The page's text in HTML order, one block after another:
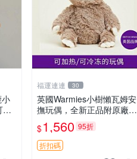
聆
福運連連 30
英國Warmies小樹懶瓦姆安
撫玩偶，全新正品附原廠吊
牌與防塵袋，內藏薰衣草可
加熱，適合各個年齡層，冷
暖兩用享受抱抱樂趣，不容
錯過嚴選好物 溫暖 冷感
$1,560 95折
折扣碼